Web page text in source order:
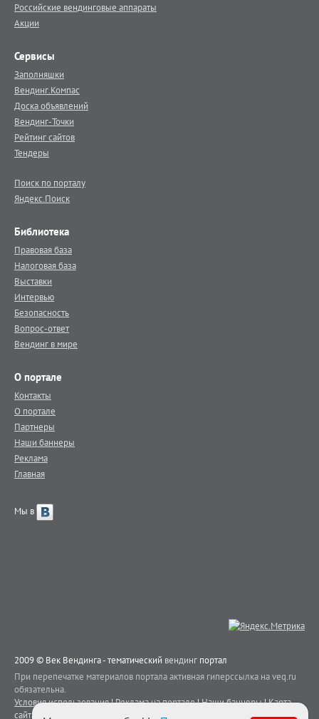
Российские вендинговые аппараты
Акции
Сервисы
Заполняшки
Вендинг.Компас
Доска объявлений
Вендинг-Точки
Рейтинг сайтов
Тендеры
Поиск по порталу
Яндекс.Поиск
Библиотека
Правовая база
Налоговая база
Выставки
Интервью
Безопасность
Вопрос-ответ
Вендинг в мире
О портале
Контакты
О портале
Партнеры
Наши баннеры
Реклама
Главная
Мы в
2009 © Век Вендинга - тематический вендинг портал
При перепечатке материалов портала активная гиперссылка на veq.ru
обязательна.
Условия использования|Реклама на портале|Наши баннеры|Карта
сайта
Контакты